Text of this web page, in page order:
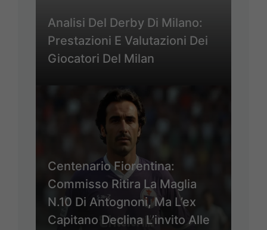
Analisi Del Derby Di Milano:
Prestazioni E Valutazioni Dei
Giocatori Del Milan
Centenario Fiorentina:
Commisso Ritira La Maglia
N.10 Di Antognoni, Ma L’ex
Capitano Declina L’invito Alle